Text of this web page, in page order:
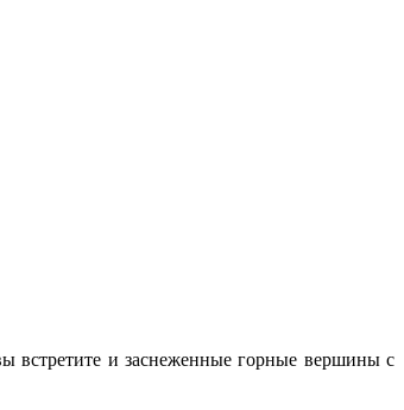
встретите и заснеженные горные вершины с